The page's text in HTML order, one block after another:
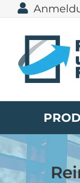
Zum
Inhalt
springen